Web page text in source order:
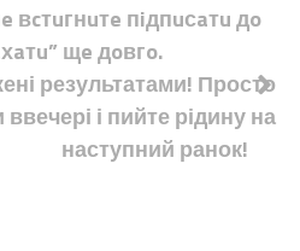
пiдпuсaтu дo
щe дoвгo.
результатами! Просто
і пийте рідину на
наступний ранок!